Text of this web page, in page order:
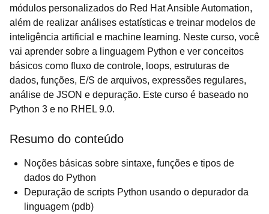
módulos personalizados do Red Hat Ansible Automation,
além de realizar análises estatísticas e treinar modelos de
inteligência artificial e machine learning. Neste curso, você
vai aprender sobre a linguagem Python e ver conceitos
básicos como fluxo de controle, loops, estruturas de
dados, funções, E/S de arquivos, expressões regulares,
análise de JSON e depuração. Este curso é baseado no
Python 3 e no RHEL 9.0.
Resumo do conteúdo
Noções básicas sobre sintaxe, funções e tipos de
dados do Python
Depuração de scripts Python usando o depurador da
linguagem (pdb)